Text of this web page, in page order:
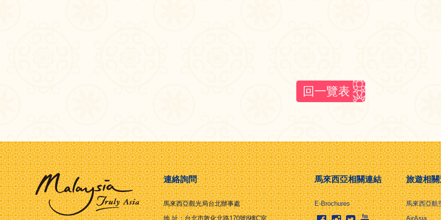
回一覽表
連絡詢問
馬來西亞觀光局台北辦事處
地 址：台北市敦化北路170號8樓C室
馬來西亞相關連結
E-Brochures
旅遊相
馬來西亞航
AirAsia